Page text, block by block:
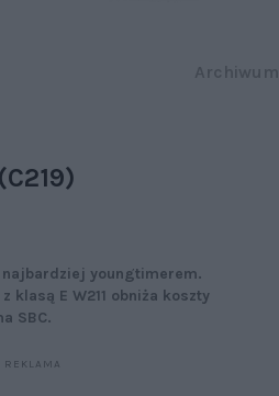
najbardziej youngtimerem.
klasą E W211 obniża koszty
SBC.